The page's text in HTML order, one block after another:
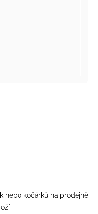
nebo kočárků na prodejně